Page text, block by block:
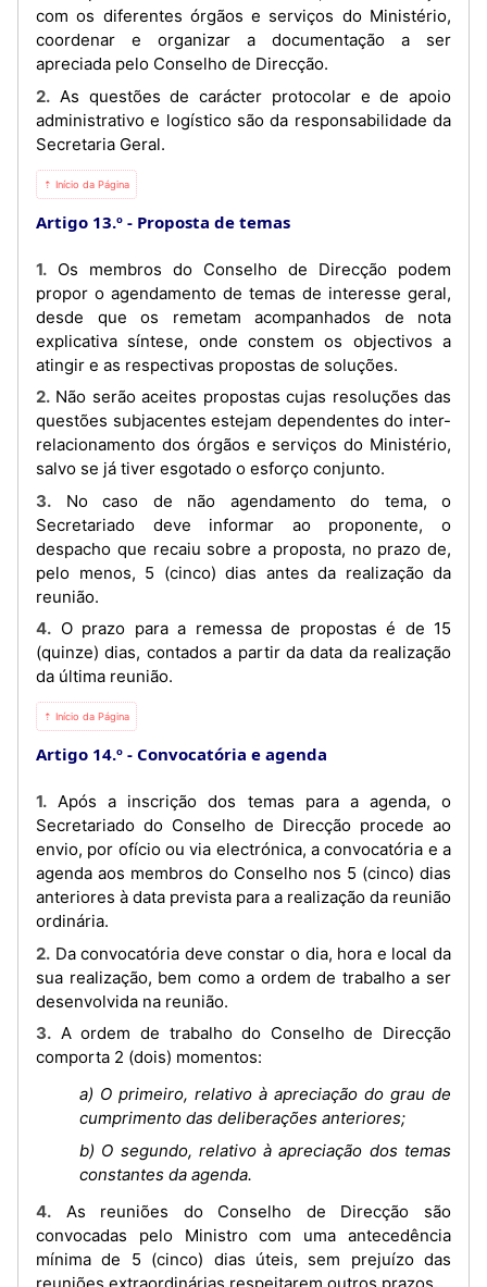
com os diferentes órgãos e serviços do Ministério,
coordenar e organizar a documentação a ser
apreciada pelo Conselho de Direcção.
2. As questões de carácter protocolar e de apoio
administrativo e logístico são da responsabilidade da
Secretaria Geral.
⇡ Início da Página
Artigo 13.º Proposta de temas
1. Os membros do Conselho de Direcção podem
propor o agendamento de temas de interesse geral,
desde que os remetam acompanhados de nota
explicativa síntese, onde constem os objectivos a
atingir e as respectivas propostas de soluções.
2. Não serão aceites propostas cujas resoluções das
questões subjacentes estejam dependentes do inter-
relacionamento dos órgãos e serviços do Ministério,
salvo se já tiver esgotado o esforço conjunto.
3. No caso de não agendamento do tema, o
Secretariado deve informar ao proponente, o
despacho que recaiu sobre a proposta, no prazo de,
pelo menos, 5 (cinco) dias antes da realização da
reunião.
4. O prazo para a remessa de propostas é de 15
(quinze) dias, contados a partir da data da realização
da última reunião.
⇡ Início da Página
Artigo 14.º Convocatória e agenda
1. Após a inscrição dos temas para a agenda, o
Secretariado do Conselho de Direcção procede ao
envio, por ofício ou via electrónica, a convocatória e a
agenda aos membros do Conselho nos 5 (cinco) dias
anteriores à data prevista para a realização da reunião
ordinária.
2. Da convocatória deve constar o dia, hora e local da
sua realização, bem como a ordem de trabalho a ser
desenvolvida na reunião.
3. A ordem de trabalho do Conselho de Direcção
comporta 2 (dois) momentos:
a) O primeiro, relativo à apreciação do grau de
cumprimento das deliberações anteriores;
b) O segundo, relativo à apreciação dos temas
constantes da agenda.
4. As reuniões do Conselho de Direcção são
convocadas pelo Ministro com uma antecedência
mínima de 5 (cinco) dias úteis, sem prejuízo das
reuniões extraordinárias respeitarem outros prazos.